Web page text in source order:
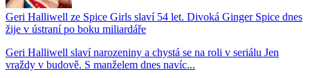
Geri Halliwell ze Spice Girls slaví 54 let. Divoká Ginger Spice dnes
žije v ústraní po boku miliardáře
Geri Halliwell slaví narozeniny a chystá se na roli v seriálu Jen
vraždy v budově. S manželem dnes navíc...